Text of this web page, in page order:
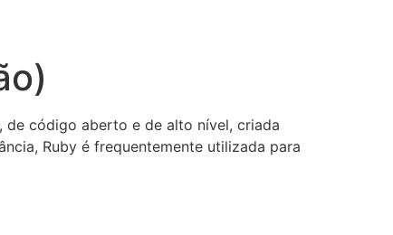
de código aberto e de alto nível, criada
Ruby é frequentemente utilizada para